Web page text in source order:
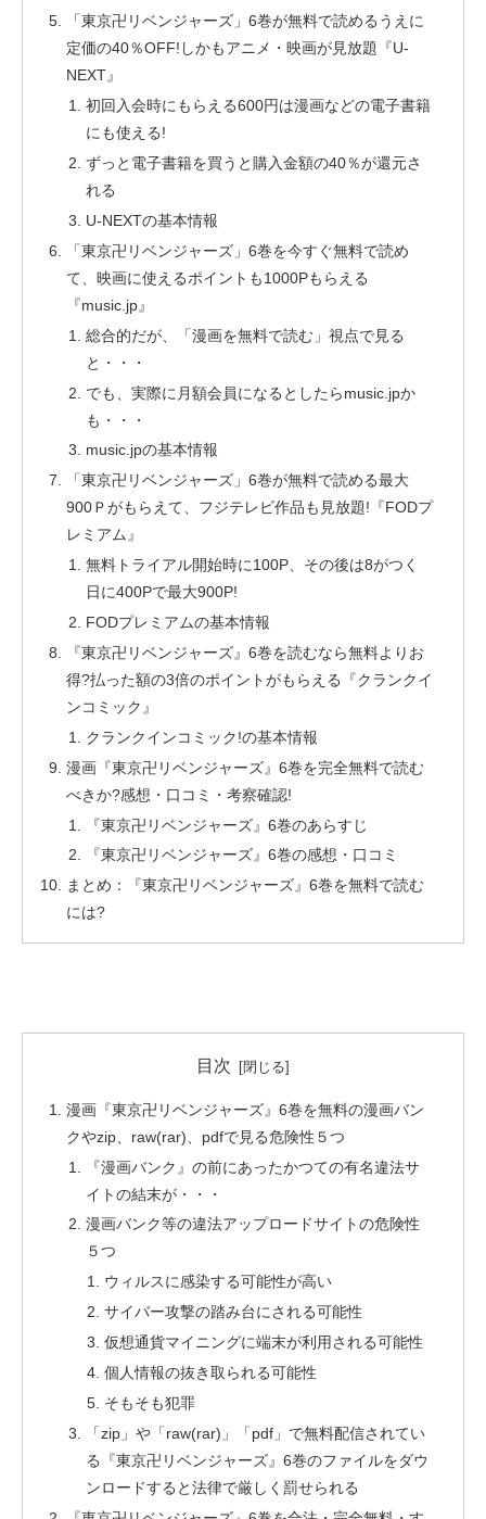
「東京卍リベンジャーズ」6巻が無料で読めるうえに
定価の40％OFF!しかもアニメ・映画が見放題『U-
NEXT』
初回入会時にもらえる600円は漫画などの電子書籍
にも使える!
ずっと電子書籍を買うと購入金額の40％が還元さ
れる
U-NEXTの基本情報
「東京卍リベンジャーズ」6巻を今すぐ無料で読め
て、映画に使えるポイントも1000Pもらえる
『music.jp』
総合的だが、「漫画を無料で読む」視点で見る
と・・・
でも、実際に月額会員になるとしたらmusic.jpか
も・・・
music.jpの基本情報
「東京卍リベンジャーズ」6巻が無料で読める最大
900Ｐがもらえて、フジテレビ作品も見放題!『FODプ
レミアム』
無料トライアル開始時に100P、その後は8がつく
日に400Pで最大900P!
FODプレミアムの基本情報
『東京卍リベンジャーズ』6巻を読むなら無料よりお
得?払った額の3倍のポイントがもらえる『クランクイ
ンコミック』
クランクインコミック!の基本情報
漫画『東京卍リベンジャーズ』6巻を完全無料で読む
べきか?感想・口コミ・考察確認!
『東京卍リベンジャーズ』6巻のあらすじ
『東京卍リベンジャーズ』6巻の感想・口コミ
まとめ：『東京卍リベンジャーズ』6巻を無料で読む
には?
目次
漫画『東京卍リベンジャーズ』6巻を無料の漫画バン
クやzip、raw(rar)、pdfで見る危険性５つ
『漫画バンク』の前にあったかつての有名違法サ
イトの結末が・・・
漫画バンク等の違法アップロードサイトの危険性
５つ
ウィルスに感染する可能性が高い
サイバー攻撃の踏み台にされる可能性
仮想通貨マイニングに端末が利用される可能性
個人情報の抜き取られる可能性
そもそも犯罪
「zip」や「raw(rar)」「pdf」で無料配信されてい
る『東京卍リベンジャーズ』6巻のファイルをダウ
ンロードすると法律で厳しく罰せられる